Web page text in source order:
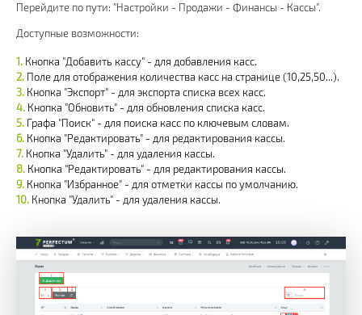
Перейдите по пути: "Настройки - Продажи - Финансы - Кассы".
Доступные возможности:
Кнопка "Добавить кассу" - для добавления касс.
Поле для отображения количества касс на странице (10,25,50...).
Кнопка "Экспорт" - для экспорта списка всех касс.
Кнопка "Обновить" - для обновления списка касс.
Графа "Поиск" - для поиска касс по ключевым словам.
Кнопка "Редактировать" - для редактирования кассы.
Кнопка "Удалить" - для удаления кассы.
Кнопка "Редактировать" - для редактирования кассы.
Кнопка "Избранное" - для отметки кассы по умолчанию.
Кнопка "Удалить" - для удаления кассы.